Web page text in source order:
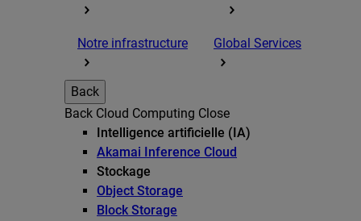
Notre infrastructure Global Services
Back
Back Cloud Computing Close
Intelligence artificielle (IA)
Akamai Inference Cloud
Stockage
Object Storage
Block Storage